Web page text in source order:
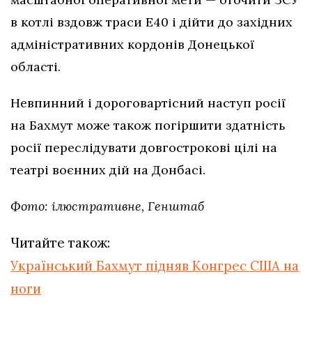
в котлі вздовж траси Е40 і дійти до західних
адміністративних кордонів Донецької
області.
Невпинний і дороговартісний наступ росії
на Бахмут може також погіршити здатність
росії переслідувати довгострокові цілі на
театрі воєнних дій на Донбасі.
Фото: ілюстративне, Генштаб
Читайте також:
Український Бахмут підняв Конгрес США на
ноги